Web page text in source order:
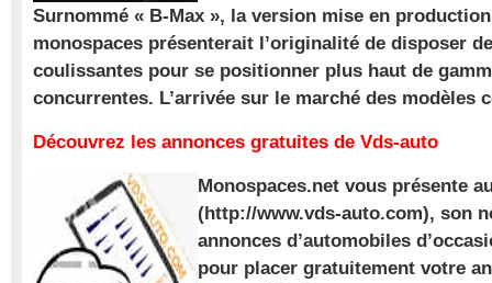
Surnommé « B-Max », la version mise en
monospaces présenterait l’originalité de disposer
coulissantes pour se positionner plus haut de
concurrentes. L’arrivée sur le marché des modèles
Découvrez les annonces gratuites de Vds-auto
Monospaces.net vous présente
(http://www.vds-auto.com), son
annonces d’automobiles
pour placer gratuitement votre